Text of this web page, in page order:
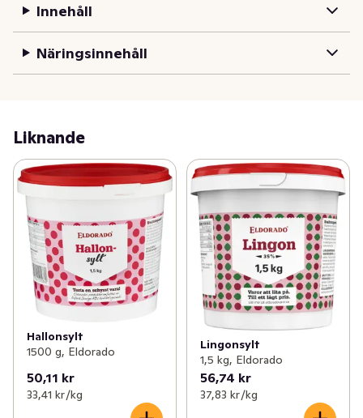
Innehåll
Näringsinnehåll
Liknande
Hallonsylt
1500 g, Eldorado
50,11 kr
33,41 kr /kg
Lingonsylt
1,5 kg, Eldorado
56,74 kr
37,83 kr /kg